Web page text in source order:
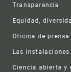
Transparencia
Equidad,
Oficina de prensa
Las instalaciones
Ciencia abierta y